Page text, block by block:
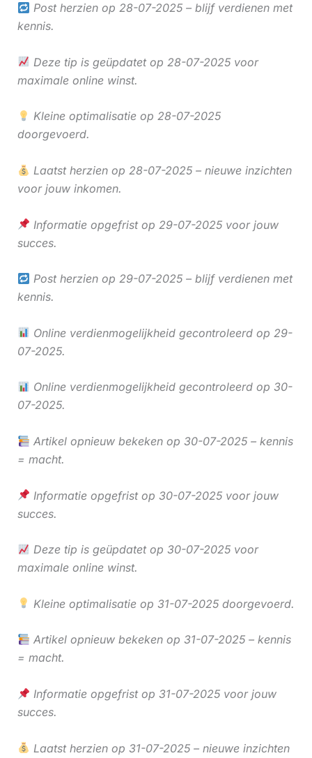
Post herzien op 28-07-2025 – blijf verdienen met
kennis.
Deze tip is geüpdatet op 28-07-2025 voor
maximale online winst.
Kleine optimalisatie op 28-07-2025
doorgevoerd.
Laatst herzien op 28-07-2025 – nieuwe inzichten
voor jouw inkomen.
Informatie opgefrist op 29-07-2025 voor jouw
succes.
Post herzien op 29-07-2025 – blijf verdienen met
kennis.
Online verdienmogelijkheid gecontroleerd op 29-
07-2025.
Online verdienmogelijkheid gecontroleerd op 30-
07-2025.
Artikel opnieuw bekeken op 30-07-2025 – kennis
= macht.
Informatie opgefrist op 30-07-2025 voor jouw
succes.
Deze tip is geüpdatet op 30-07-2025 voor
maximale online winst.
Kleine optimalisatie op 31-07-2025 doorgevoerd.
Artikel opnieuw bekeken op 31-07-2025 – kennis
= macht.
Informatie opgefrist op 31-07-2025 voor jouw
succes.
Laatst herzien op 31-07-2025 – nieuwe inzichten